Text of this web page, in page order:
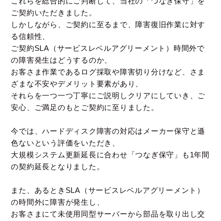
ご契約いただきました。
しかしながら、ご契約に至るまで、障害復旧作業に対す
る信頼性、
ご契約SLA（サービスレベルアグリーメント）時間外で
の障害発生はどうするのか、
お客さま作業であるログ採取や障害切り分けなど、さま
ざまな不安やデメリット要素があり、
それらを一つ一つ丁寧にご説明しクリアにしていき、ご
安心、ご満足のもとご契約に至りました。
今では、ハードディスク障害の対応はメーカー保守と遜
色ないという評価をいただき、
大規模システム更新延長に合わせ「つなぎ保守」も1年間
の契約延長となりました。
また、あるときSLA（サービスレベルアグリーメント）
の時間外に障害が発生し、
お客さまにて未使用同型サーバーから部品を取り出し交